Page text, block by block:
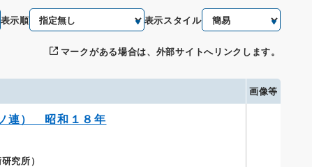
表示順 表示スタイル
マークがある場合は、外部サイトへリンクします。
画像等
連） 昭和１８年
究所）